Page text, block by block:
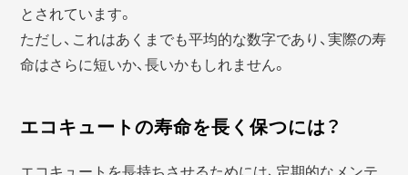
とされています。
ただし、これはあくまでも平均的な数字であり、実際の寿
命はさらに短いか、長いかもしれません。
エコキュートの寿命を長く保つには？
エコキュートを長持ちさせるためには、定期的なメンテ